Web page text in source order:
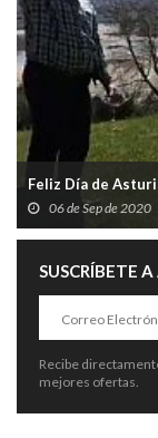
Feliz Día de
06 de Sep de 2020
SUSCRÍBETE
Recibe
mejores ofertas.